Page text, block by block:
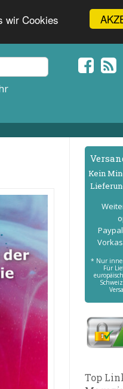
wir Cookies
Kein
* Nur
Für
Top